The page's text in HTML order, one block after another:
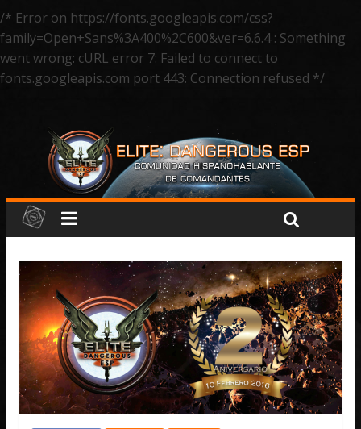
/* Error on https://fonts.googleapis.com/css?
family=Open+Sans%3A400%2C600&ver=6.6.4 : Something
went wrong: cURL error 7: Failed to connect to
fonts.googleapis.com port 443: Connection refused */